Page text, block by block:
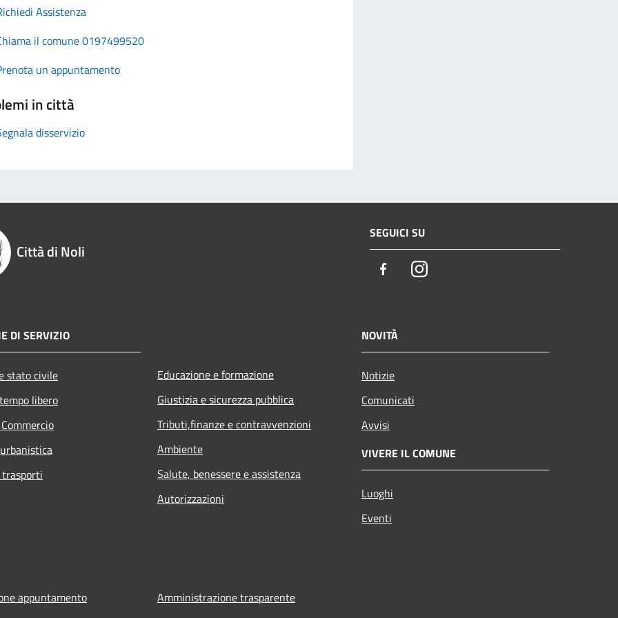
Assistenza
il comune 0197499520
un appuntamento
in città
disservizio
Città di Noli
SEGUICI SU
FacebookInstagram
DI SERVIZIO
stato civile
libero
Educazione e formazione
Giustizia e sicurezza pubblica
Tributi,finanze e contravvenzioni
Ambiente
Salute, benessere e assistenza
Autorizzazioni
NOVITÀ
Notizie
Comunicati
Avvisi
VIVERE IL COMUNE
Luoghi
Eventi
appuntamento
Amministrazione trasparente